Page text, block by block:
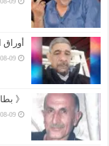
09
《
09